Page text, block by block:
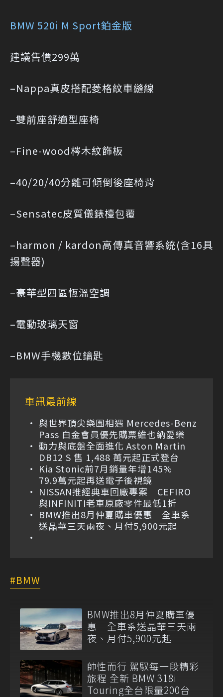
BMW 520i M Sport鉑金版
建議售價299萬
–Nappa真皮搭配菱格紋車縫線
–雙前座舒適型座椅
–Fine-wood梣木紋飾板
–40/20/40分離可傾倒後座椅背
–Sensatec皮質儀錶檯包覆
–harmon / kardon高傳真音響系統(含16具
揚聲器)
–豪華型四區恆溫空調
–電動玻璃天窗
–BMW手機數位鑰匙
車訊最前線
與世界頂尖樂團相遇 Mercedes-Benz
Pass 白金會員優先購票維也納愛樂
動力與底盤全面進化 Aston Martin
DB12 S 售 1,488 萬元起正式登台
Kia Stonic前7月銷量年增145%
79.9萬元起再送電子後視鏡
NISSAN推經典車回廠專案 CEFIRO
與INFINITI老車原廠零件最低1折
BMW推出8月仲夏購車優惠 全車系
送晶華三天兩夜、月付5,900元起
BMW
BMW推出8月仲夏購車優
惠 全車系送晶華三天兩
夜、月付5,900元起
帥性而行 駕馭每一段精彩
旅程 全新 BMW 318i
Touring全台限量200台